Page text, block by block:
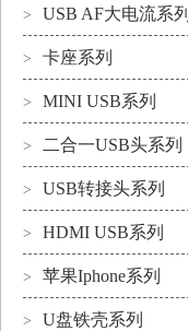
> USB AF大电流系列
> 卡座系列
> MINI USB系列
> 二合一USB头系列
> USB转接头系列
> HDMI USB系列
> 苹果Iphone系列
> U盘铁壳系列